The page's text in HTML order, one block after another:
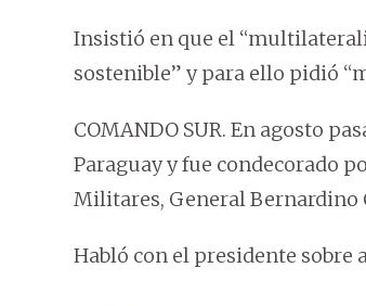
Insistió en que el
sostenible” y para ello pidió
COMANDO SUR. En agosto
Paraguay y fue condecorado
Militares, General Bernardino
Habló con el presidente sobre